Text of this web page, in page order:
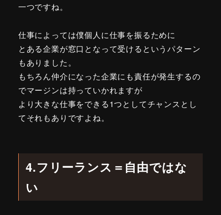
一つですね。
仕事によっては僕個人に仕事を振るために
とある企業が窓口となって受けるというパターン
もありました。
もちろん仲介になった企業にも責任が発生するの
でマージンは持っていかれますが
より大きな仕事をできる1つとしてチャンスとし
てそれもありですよね。
4.フリーランス＝自由ではな
い